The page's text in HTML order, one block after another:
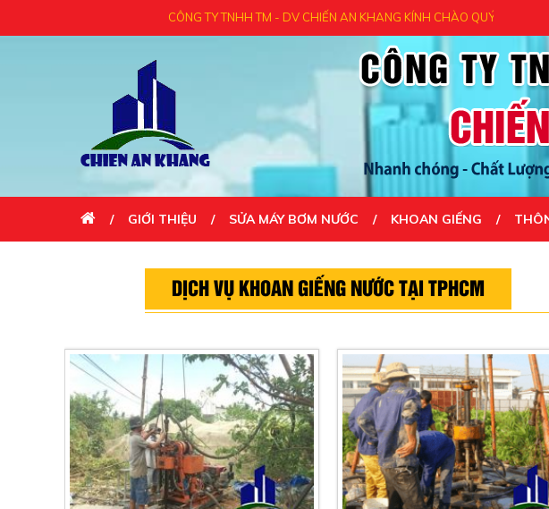
CÔNG TY TNHH TM - DV CHIẾN AN KHANG KÍNH CHÀO QUÝ KHÁCH -
GIỚI THIỆU SỬA MÁY BƠM NƯỚC KHOAN GIẾNG
DỊCH VỤ KHOAN GIẾNG NƯỚC TẠI TPHCM